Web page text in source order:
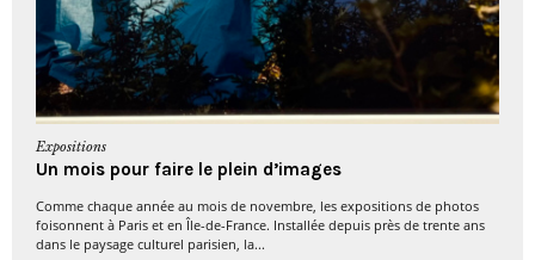
Expositions
Un mois pour faire le plein d’images
Comme chaque année au mois de novembre, les expositions de photos
foisonnent à Paris et en Île-de-France. Installée depuis près de trente ans
dans le paysage culturel parisien, la...